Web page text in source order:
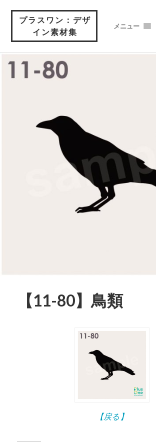
プラスワン：デザ
イン素材集
メニュー
【11-80】鳥類
【戻る】